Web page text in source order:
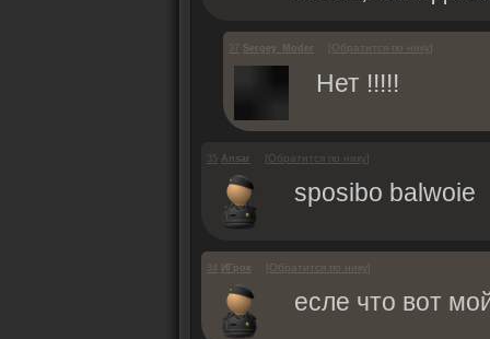
Sergey_Moder [Обратится по нику ]
Нет !!!!!
35 Ansar [Обратится по нику]
sposibo balwoie
ИГрок [Обратится по нику ]
есле что вот